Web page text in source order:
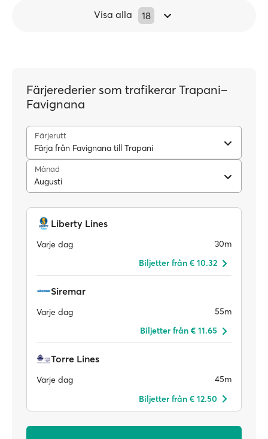
Visa alla 18
Färjerederier som trafikerar Trapani–
Favignana
Färjerutt
Färja från Favignana till Trapani
Månad
Augusti
Liberty Lines
Varje dag
30m
Biljetter från € 10.32
Siremar
Varje dag
55m
Biljetter från € 11.65
Torre Lines
Varje dag
45m
Biljetter från € 12.50